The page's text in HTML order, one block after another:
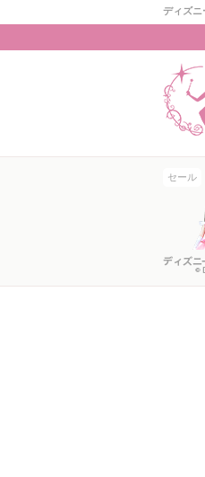
ディズニ
セール